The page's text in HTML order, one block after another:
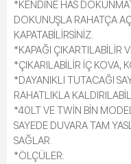
*KENDİNE HAS
DOKUNUŞLA RAHATÇA
KAPATABİLİRSİNİZ.
*KAPAĞI ÇIKARTILABİLİR
*ÇIKARILABİLİR İÇ KOVA,
*DAYANIKLI TUTACAĞI
RAHATLIKLA
*40LT VE TWİN BİN
SAYEDE DUVARA TAM
SAĞLAR.
*ÖLÇÜLER: